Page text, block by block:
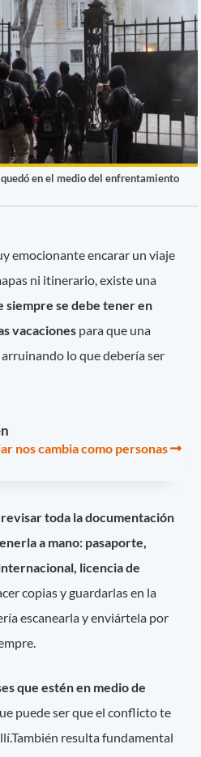
en el medio del enfrentamiento
emocionante encarar un viaje
ni itinerario, existe una
siempre se debe tener en
vacaciones para que una
lo que debería ser
nos cambia como personas
revisar toda la documentación
a mano: pasaporte,
licencia de
copias y guardarlas en la
escanearla y enviártela por
que estén en medio de
puede ser que el conflicto te
resulta fundamental